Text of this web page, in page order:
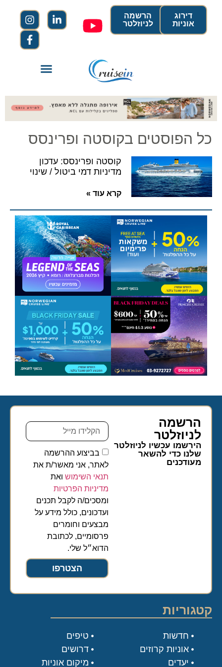
הרשמה
לניוזלטר
דירוג
אוניות
כל הפוסטים בקוסטה ופרינסס
קוסטה ופרינסס: עדכון
מדיניות דמי ביטול / שינוי
קרא עוד »
הרשמה
לניוזלטר​
הירשמו עכשיו לניוזלטר
שלנו כדי להשאר
מעודכנים
בביצוע ההרשמה
לאתר, אני מאשר/ת את
תנאי השימושואת
מדיניות הפרטיות
ומסכים/ה לקבל תכנים
ועדכונים, כולל מידע על
מבצעים וחומרים
פרסומיים, לכתובת
הדוא״ל שלי.
הצטרפו
קטגוריות
טיפים
דרושים
מיקום אוניות
חדשות
אוניות קרוזים
יעדים